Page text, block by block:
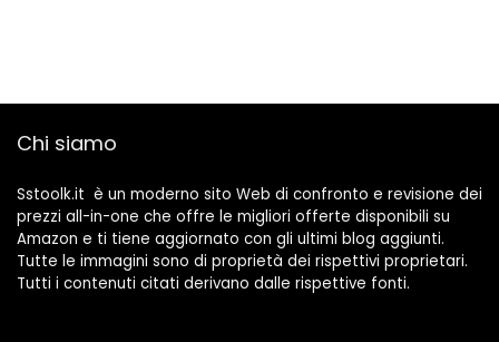
Chi siamo
Sstoolk.it è un moderno sito Web di confronto e revisione dei
prezzi all-in-one che offre le migliori offerte disponibili su
Amazon e ti tiene aggiornato con gli ultimi blog aggiunti.
Tutte le immagini sono di proprietà dei rispettivi proprietari.
Tutti i contenuti citati derivano dalle rispettive fonti.